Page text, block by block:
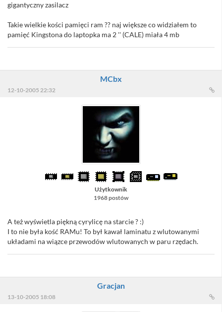
gigantyczny zasilacz
Takie wielkie kości pamięci ram ?? naj większe co widziałem to
pamięć Kingstona do laptopka ma 2 '' (CALE) miała 4 mb
MCbx
12-10-2005 22:32
Użytkownik
1968 postów
A też wyświetla piękną cyrylicę na starcie ? :)
I to nie była kość RAMu! To był kawał laminatu z wlutowanymi
układami na wiązce przewodów wlutowanych w paru rzędach.
Gracjan
13-10-2005 18:08